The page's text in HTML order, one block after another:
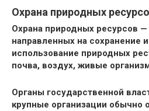
Охрана природных
Охрана природных ресурсов —
направленных на сохранение
использование природных
почва, воздух, живые
Органы государственной
крупные организации обычно